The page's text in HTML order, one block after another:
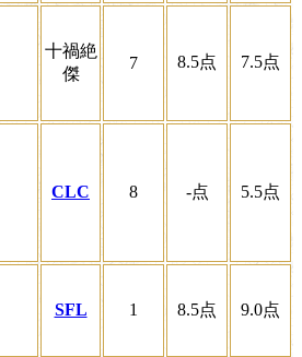
十禍絶
傑
7 8.5点 7.5点
CLC 8 -点 5.5点
SFL 1 8.5点 9.0点